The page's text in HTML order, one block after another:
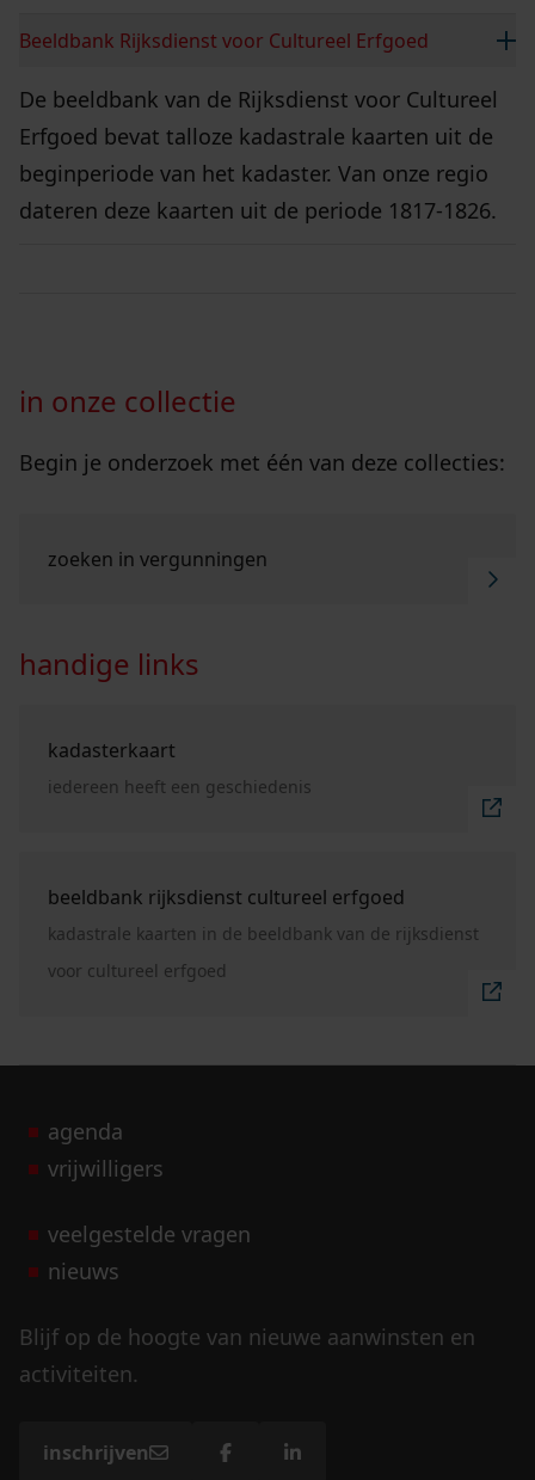
Beeldbank Rijksdienst voor Cultureel Erfgoed
De beeldbank van de Rijksdienst voor Cultureel
Erfgoed bevat talloze kadastrale kaarten uit de
beginperiode van het kadaster. Van onze regio
dateren deze kaarten uit de periode 1817-1826.
in onze collectie
Begin je onderzoek met één van deze collecties:
zoeken in vergunningen
handige links
kadasterkaart
iedereen heeft een geschiedenis
beeldbank rijksdienst cultureel erfgoed
kadastrale kaarten in de beeldbank van de rijksdienst
voor cultureel erfgoed
agenda
vrijwilligers
veelgestelde vragen
nieuws
Blijf op de hoogte van nieuwe aanwinsten en
activiteiten.
inschrijven